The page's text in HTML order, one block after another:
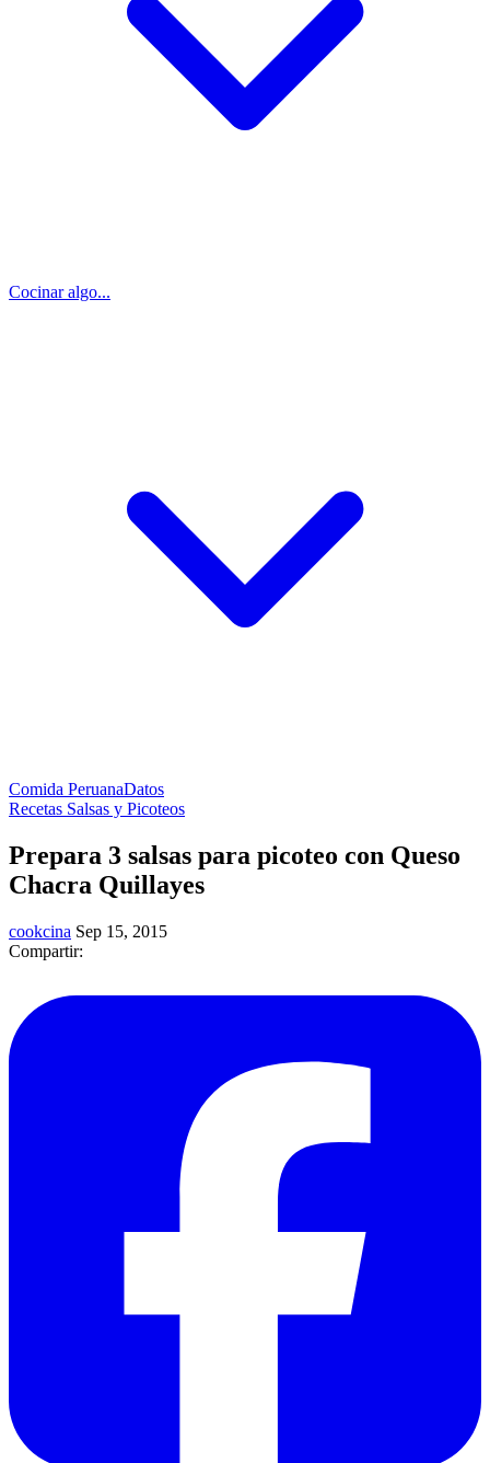
Cocinar algo...
Comida PeruanaDatos
Recetas Salsas y Picoteos
Prepara 3 salsas para picoteo con Queso
Chacra Quillayes
cookcina Sep 15, 2015
Compartir: